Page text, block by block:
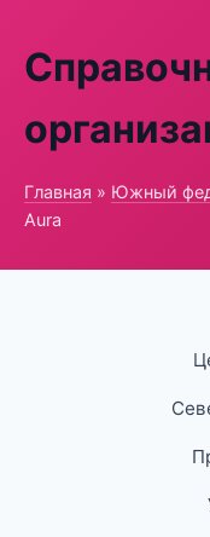
Главная » Южный
Aura